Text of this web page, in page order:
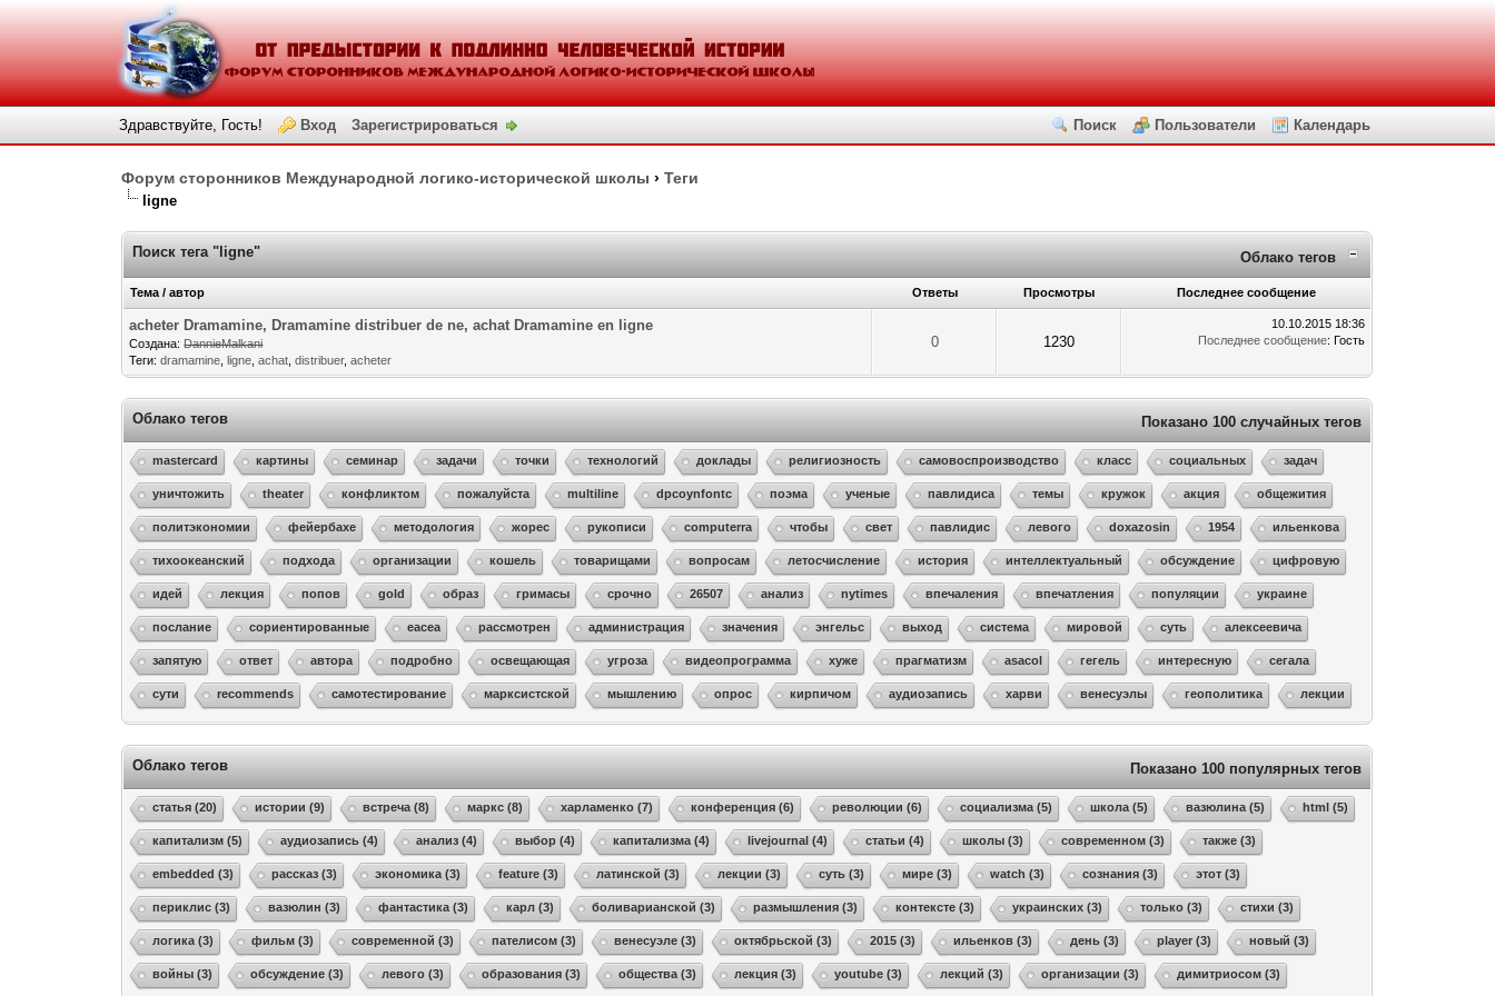
Поиск Пользователи Календарь
Здравствуйте, Гость! Вход Зарегистрироваться
Форум сторонников Международной логико-исторической школы ›Теги
ligne
Облако тегов
Поиск тега "ligne"
Тема / автор Ответы Просмотры Последнее сообщение
acheter Dramamine, Dramamine distribuer de ne, achat Dramamine en ligne
Создана:DannieMalkani
Теги:dramamine ,ligne ,achat ,distribuer,acheter
0 1230
10.10.2015 18:36
Последнее сообщение: Гость
Показано 100 случайных тегов
Облако тегов
mastercard картины семинар задачи точки технологий доклады религиозность самовоспроизводство класс социальных задач
уничтожить theater конфликтом пожалуйста multiline dpcoynfontc поэма ученые павлидиса темы кружок акция общежития
политэкономии фейербахе методология жорес рукописи computerra чтобы свет павлидис левого doxazosin 1954 ильенкова
тихоокеанский подхода организации кошель товарищами вопросам летосчисление история интеллектуальный обсуждение цифровую
идей лекция попов gold образ гримасы срочно 26507 анализ nytimes впечаления впечатления популяции украине
послание сориентированные eacea рассмотрен администрация значения энгельс выход система мировой суть алексеевича
запятую ответ автора подробно освещающая угроза видеопрограмма хуже прагматизм asacol гегель интересную сегала
сути recommends самотестирование марксистской мышлению опрос кирпичом аудиозапись харви венесуэлы геополитика лекции
Показано 100 популярных тегов
Облако тегов
статья (20) истории (9) встреча (8) маркс (8) харламенко (7) конференция (6) революции (6) социализма (5) школа (5) вазюлина (5) html (5)
капитализм (5) аудиозапись (4) анализ (4) выбор (4) капитализма (4) livejournal (4) статьи (4) школы (3) современном (3) также (3)
embedded (3) рассказ (3) экономика (3) feature (3) латинской (3) лекции (3) суть (3) мире (3) watch (3) сознания (3) этот (3)
периклис (3) вазюлин (3) фантастика (3) карл (3) боливарианской (3) размышления (3) контексте (3) украинских (3) только (3) стихи (3)
логика (3) фильм (3) современной (3) пателисом (3) венесуэле (3) октябрьской (3) 2015 (3) ильенков (3) день (3) player (3) новый (3)
войны (3) обсуждение (3) левого (3) образования (3) общества (3) лекция (3) youtube (3) лекций (3) организации (3) димитриосом (3)